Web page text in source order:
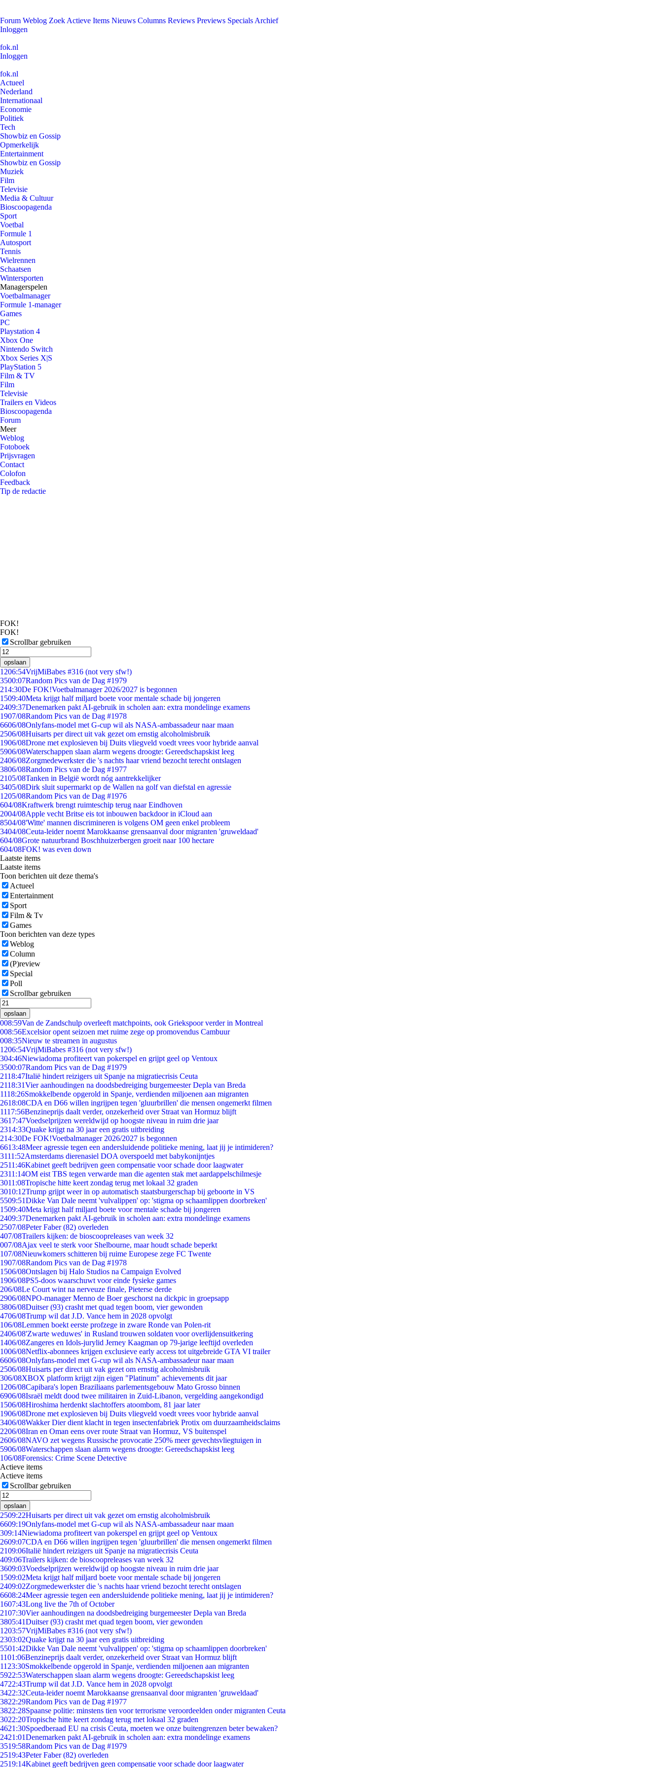
Forum Weblog Zoek Actieve Items Nieuws Columns Reviews Previews Specials Archief
Inloggen
fok.nl
Inloggen
fok.nl
Actueel
Nederland
Internationaal
Economie
Politiek
Tech
Showbiz en Gossip
Opmerkelijk
Entertainment
Showbiz en Gossip
Muziek
Film
Televisie
Media & Cultuur
Bioscoopagenda
Sport
Voetbal
Formule 1
Autosport
Tennis
Wielrennen
Schaatsen
Wintersporten
Managerspelen
Voetbalmanager
Formule 1-manager
Games
PC
Playstation 4
Xbox One
Nintendo Switch
Xbox Series X|S
PlayStation 5
Film & TV
Film
Televisie
Trailers en Videos
Bioscoopagenda
Forum
Meer
Weblog
Fotoboek
Prijsvragen
Contact
Colofon
Feedback
Tip de redactie
FOK!
FOK!
Scrollbar gebruiken
opslaan
1206:54VrijMiBabes #316 (not very sfw!)
3500:07Random Pics van de Dag #1979
214:30De FOK!Voetbalmanager 2026/2027 is begonnen
1509:40Meta krijgt half miljard boete voor mentale schade bij jongeren
2409:37Denemarken pakt AI-gebruik in scholen aan: extra mondelinge examens
1907/08Random Pics van de Dag #1978
6606/08Onlyfans-model met G-cup wil als NASA-ambassadeur naar maan
2506/08Huisarts per direct uit vak gezet om ernstig alcoholmisbruik
1906/08Drone met explosieven bij Duits vliegveld voedt vrees voor hybride aanval
5906/08Waterschappen slaan alarm wegens droogte: Gereedschapskist leeg
2406/08Zorgmedewerkster die 's nachts haar vriend bezocht terecht ontslagen
3806/08Random Pics van de Dag #1977
2105/08Tanken in België wordt nóg aantrekkelijker
3405/08Dirk sluit supermarkt op de Wallen na golf van diefstal en agressie
1205/08Random Pics van de Dag #1976
604/08Kraftwerk brengt ruimteschip terug naar Eindhoven
2004/08Apple vecht Britse eis tot inbouwen backdoor in iCloud aan
8504/08'Witte' mannen discrimineren is volgens OM geen enkel probleem
3404/08Ceuta-leider noemt Marokkaanse grensaanval door migranten 'gruweldaad'
604/08Grote natuurbrand Boschhuizerbergen groeit naar 100 hectare
604/08FOK! was even down
Laatste items
Laatste items
Toon berichten uit deze thema's
Actueel
Entertainment
Sport
Film & Tv
Games
Toon berichten van deze types
Weblog
Column
(P)review
Special
Poll
Scrollbar gebruiken
opslaan
008:59Van de Zandschulp overleeft matchpoints, ook Griekspoor verder in Montreal
008:56Excelsior opent seizoen met ruime zege op promovendus Cambuur
008:35Nieuw te streamen in augustus
1206:54VrijMiBabes #316 (not very sfw!)
304:46Niewiadoma profiteert van pokerspel en grijpt geel op Ventoux
3500:07Random Pics van de Dag #1979
2118:47Italië hindert reizigers uit Spanje na migratiecrisis Ceuta
2118:31Vier aanhoudingen na doodsbedreiging burgemeester Depla van Breda
1118:26Smokkelbende opgerold in Spanje, verdienden miljoenen aan migranten
2618:08CDA en D66 willen ingrijpen tegen 'gluurbrillen' die mensen ongemerkt filmen
1117:56Benzineprijs daalt verder, onzekerheid over Straat van Hormuz blijft
3617:47Voedselprijzen wereldwijd op hoogste niveau in ruim drie jaar
2314:33Quake krijgt na 30 jaar een gratis uitbreiding
214:30De FOK!Voetbalmanager 2026/2027 is begonnen
6613:48Meer agressie tegen een andersluidende politieke mening, laat jij je intimideren?
3111:52Amsterdams dierenasiel DOA overspoeld met babykonijntjes
2511:46Kabinet geeft bedrijven geen compensatie voor schade door laagwater
2311:14OM eist TBS tegen verwarde man die agenten stak met aardappelschilmesje
3011:08Tropische hitte keert zondag terug met lokaal 32 graden
3010:12Trump grijpt weer in op automatisch staatsburgerschap bij geboorte in VS
5509:51Dikke Van Dale neemt 'vulvalippen' op: 'stigma op schaamlippen doorbreken'
1509:40Meta krijgt half miljard boete voor mentale schade bij jongeren
2409:37Denemarken pakt AI-gebruik in scholen aan: extra mondelinge examens
2507/08Peter Faber (82) overleden
407/08Trailers kijken: de bioscoopreleases van week 32
007/08Ajax veel te sterk voor Shelbourne, maar houdt schade beperkt
107/08Nieuwkomers schitteren bij ruime Europese zege FC Twente
1907/08Random Pics van de Dag #1978
1506/08Ontslagen bij Halo Studios na Campaign Evolved
1906/08PS5-doos waarschuwt voor einde fysieke games
206/08Le Court wint na nerveuze finale, Pieterse derde
2906/08NPO-manager Menno de Boer geschorst na dickpic in groepsapp
3806/08Duitser (93) crasht met quad tegen boom, vier gewonden
4706/08Trump wil dat J.D. Vance hem in 2028 opvolgt
106/08Lemmen boekt eerste profzege in zware Ronde van Polen-rit
2406/08'Zwarte weduwes' in Rusland trouwen soldaten voor overlijdensuitkering
1406/08Zangeres en Idols-jurylid Jerney Kaagman op 79-jarige leeftijd overleden
1006/08Netflix-abonnees krijgen exclusieve early access tot uitgebreide GTA VI trailer
6606/08Onlyfans-model met G-cup wil als NASA-ambassadeur naar maan
2506/08Huisarts per direct uit vak gezet om ernstig alcoholmisbruik
306/08XBOX platform krijgt zijn eigen "Platinum" achievements dit jaar
1206/08Capibara's lopen Braziliaans parlementsgebouw Mato Grosso binnen
6906/08Israël meldt dood twee militairen in Zuid-Libanon, vergelding aangekondigd
1506/08Hiroshima herdenkt slachtoffers atoombom, 81 jaar later
1906/08Drone met explosieven bij Duits vliegveld voedt vrees voor hybride aanval
3406/08Wakker Dier dient klacht in tegen insectenfabriek Protix om duurzaamheidsclaims
2206/08Iran en Oman eens over route Straat van Hormuz, VS buitenspel
2606/08NAVO zet wegens Russische provocatie 250% meer gevechtsvliegtuigen in
5906/08Waterschappen slaan alarm wegens droogte: Gereedschapskist leeg
106/08Forensics: Crime Scene Detective
Actieve items
Actieve items
Scrollbar gebruiken
opslaan
2509:22Huisarts per direct uit vak gezet om ernstig alcoholmisbruik
6609:19Onlyfans-model met G-cup wil als NASA-ambassadeur naar maan
309:14Niewiadoma profiteert van pokerspel en grijpt geel op Ventoux
2609:07CDA en D66 willen ingrijpen tegen 'gluurbrillen' die mensen ongemerkt filmen
2109:06Italië hindert reizigers uit Spanje na migratiecrisis Ceuta
409:06Trailers kijken: de bioscoopreleases van week 32
3609:03Voedselprijzen wereldwijd op hoogste niveau in ruim drie jaar
1509:02Meta krijgt half miljard boete voor mentale schade bij jongeren
2409:02Zorgmedewerkster die 's nachts haar vriend bezocht terecht ontslagen
6608:24Meer agressie tegen een andersluidende politieke mening, laat jij je intimideren?
1607:43Long live the 7th of October
2107:30Vier aanhoudingen na doodsbedreiging burgemeester Depla van Breda
3805:41Duitser (93) crasht met quad tegen boom, vier gewonden
1203:57VrijMiBabes #316 (not very sfw!)
2303:02Quake krijgt na 30 jaar een gratis uitbreiding
5501:42Dikke Van Dale neemt 'vulvalippen' op: 'stigma op schaamlippen doorbreken'
1101:06Benzineprijs daalt verder, onzekerheid over Straat van Hormuz blijft
11 23:30Smokkelbende opgerold in Spanje, verdienden miljoenen aan migranten
5922:53Waterschappen slaan alarm wegens droogte: Gereedschapskist leeg
4722:43Trump wil dat J.D. Vance hem in 2028 opvolgt
3422:32Ceuta-leider noemt Marokkaanse grensaanval door migranten 'gruweldaad'
3822:29Random Pics van de Dag #1977
3822:28Spaanse politie: minstens tien voor terrorisme veroordeelden onder migranten Ceuta
3022:20Tropische hitte keert zondag terug met lokaal 32 graden
4621:30Spoedberaad EU na crisis Ceuta, moeten we onze buitengrenzen beter bewaken?
2421:01Denemarken pakt AI-gebruik in scholen aan: extra mondelinge examens
3519:58Random Pics van de Dag #1979
2519:43Peter Faber (82) overleden
2519:14Kabinet geeft bedrijven geen compensatie voor schade door laagwater